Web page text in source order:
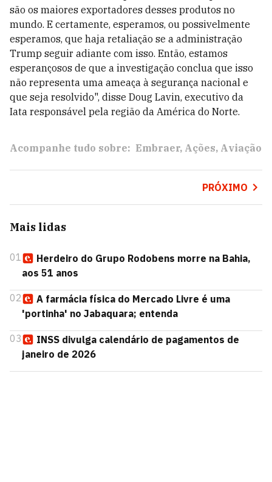
são os maiores exportadores desses produtos no
mundo. E certamente, esperamos, ou possivelmente
esperamos, que haja retaliação se a administração
Trump seguir adiante com isso. Então, estamos
esperançosos de que a investigação conclua que isso
não representa uma ameaça à segurança nacional e
que seja resolvido", disse Doug Lavin, executivo da
Iata responsável pela região da América do Norte.
Acompanhe tudo sobre: Embraer Ações Aviação
PRÓXIMO
Mais lidas
01
Herdeiro do Grupo Rodobens morre na Bahia,
aos 51 anos
02
A farmácia física do Mercado Livre é uma
'portinha' no Jabaquara; entenda
03
INSS divulga calendário de pagamentos de
janeiro de 2026